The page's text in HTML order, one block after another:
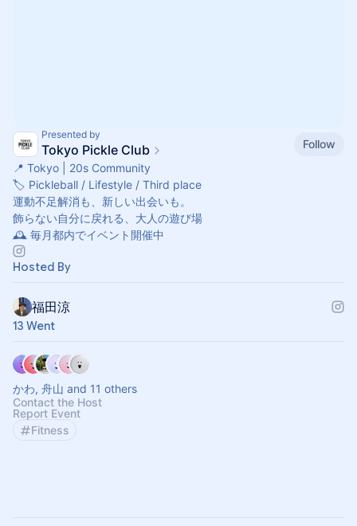
Presented by
Tokyo Pickle Club
Follow
📍 Tokyo | 20s Community
🏷 Pickleball / Lifestyle / Third place
運動不足解消も、新しい出会いも。
飾らない自分に戻れる、大人の遊び場
🕰 毎月都内でイベント開催中
Hosted By
福田涼
13 Went
かわ, 舟山 and 11 others
Contact the Host
Report Event
Fitness